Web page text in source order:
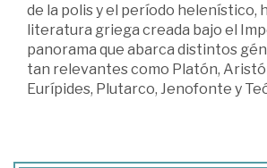
de la polis y el período helenístico,
literatura griega creada bajo el
panorama que abarca distintos
tan relevantes como Platón,
Eurípides, Plutarco, Jenofonte y